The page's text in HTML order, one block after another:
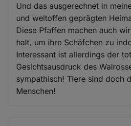
Und das ausgerechnet in
und weltoffen geprägten
Diese Pfaffen machen auch
halt, um ihre Schäfchen zu
Interessant ist allerdings der
Gesichtsausdruck des
sympathisch! Tiere sind doch
Menschen!